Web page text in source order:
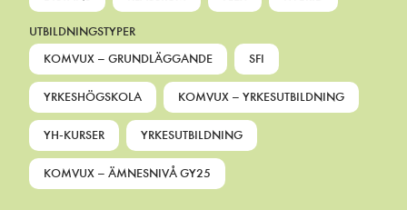
UTBILDNINGSTYPER
KOMVUX – GRUNDLÄGGANDE
SFI
YRKESHÖGSKOLA KOMVUX – YRKESUTBILDNING
YH-KURSER YRKESUTBILDNING
KOMVUX – ÄMNESNIVÅ GY25